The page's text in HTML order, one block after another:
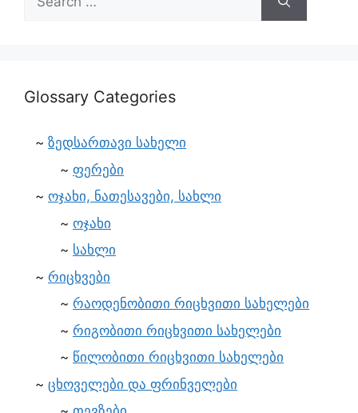
Glossary Categories
ზედსართავი სახელი
ფერები
ოჯახი, ნათესავები, სახლი
ოჯახი
სახლი
რიცხვები
რაოდენობითი რიცხვითი სახელები
რიგობითი რიცხვითი სახელები
წილობითი რიცხვითი სახელები
ცხოველები და ფრინველები